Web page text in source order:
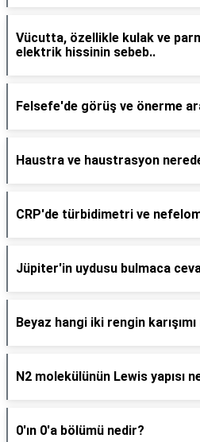
Vücutta, özellikle kulak ve
elektrik hissinin sebeb..
Felsefe'de görüş ve önerme
Haustra ve haustrasyon
CRP'de türbidimetri ve
Jüpiter'in uydusu bulmaca
Beyaz hangi iki rengin
N2 molekülünün Lewis yapısı
0'ın 0'a bölümü nedir?